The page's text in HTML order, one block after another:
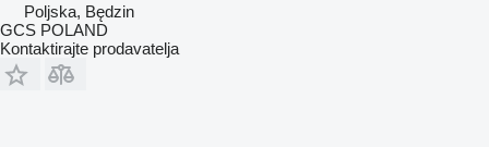
Poljska, Będzin
GCS POLAND
Kontaktirajte prodavatelja